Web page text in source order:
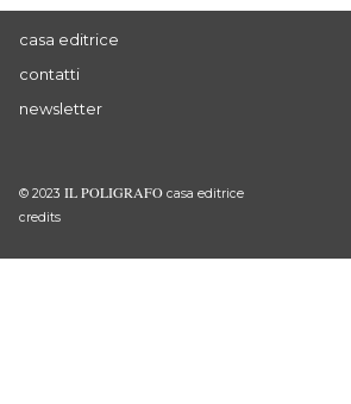
casa editrice
contatti
newsletter
© 2023 IL POLIGRAFO casa editrice
credits